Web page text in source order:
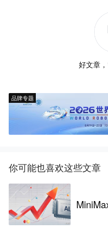
好文章
品牌专题
你可能也喜欢这些文章